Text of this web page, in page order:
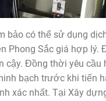
bảo có thể sử dụng
Phong Sắc giá hợp lý.
cậy. Đồng thời yêu cầu
bạch trước khi tiến
xác nhất. Tại Xây